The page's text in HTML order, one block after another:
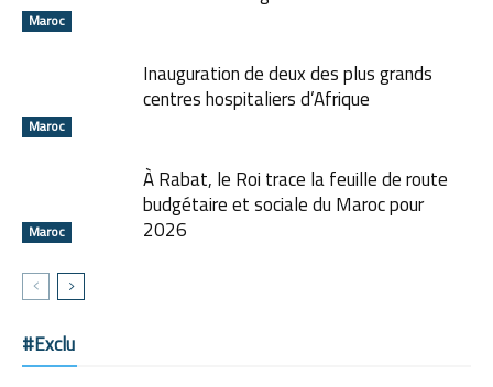
Maroc
Maroc
Inauguration de deux des plus grands
centres hospitaliers d’Afrique
Maroc
À Rabat, le Roi trace la feuille de route
budgétaire et sociale du Maroc pour
2026
#Exclu